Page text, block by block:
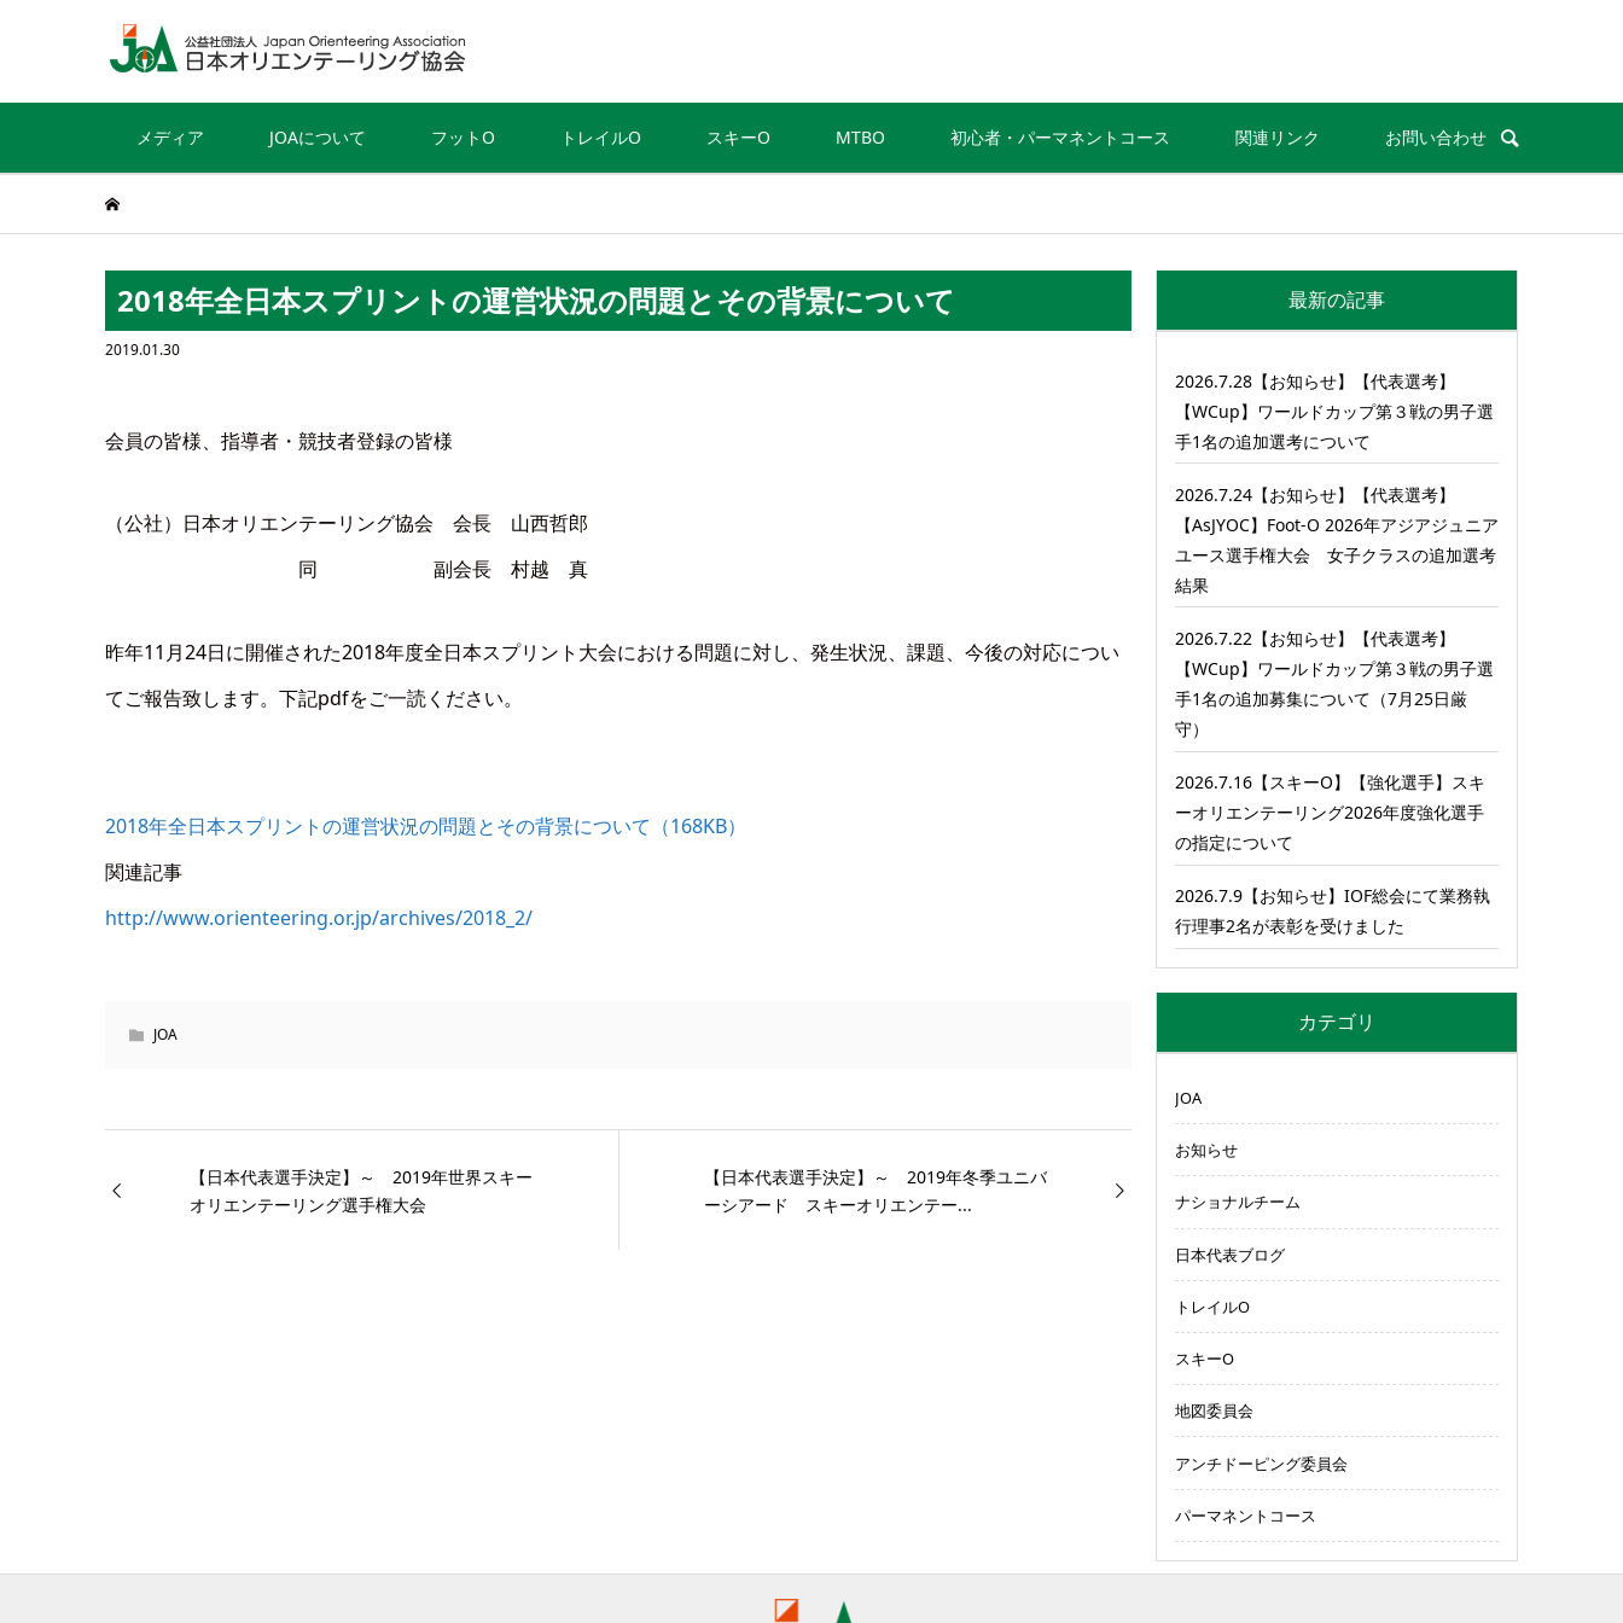
メディア JOAについて フットO トレイルO スキーO MTBO 初心者・パーマネントコース 関連リンク お問い合わせ
2018年全日本スプリントの運営状況の問題とその背景について
2019.01.30
会員の皆様、指導者・競技者登録の皆様
（公社）日本オリエンテーリング協会 会長 山西哲郎
同 副会長 村越 真
昨年11月24日に開催された2018年度全日本スプリント大会における問題に対し、発生状況、課題、今後の対応につい
てご報告致します。下記pdfをご一読ください。
2018年全日本スプリントの運営状況の問題とその背景について（168KB）
関連記事
http://www.orienteering.or.jp/archives/2018_2/
JOA
【日本代表選手決定】～ 2019年世界スキー
オリエンテーリング選手権大会
【日本代表選手決定】～ 2019年冬季ユニバ
ーシアード スキーオリエンテー...
最新の記事
2026.7.28【お知らせ】【代表選考】
【WCup】ワールドカップ第３戦の男子選
手1名の追加選考について
2026.7.24【お知らせ】【代表選考】
【AsJYOC】Foot-O 2026年アジアジュニア
ユース選手権大会 女子クラスの追加選考
結果
2026.7.22【お知らせ】【代表選考】
【WCup】ワールドカップ第３戦の男子選
手1名の追加募集について（7月25日厳
守）
2026.7.16【スキーO】【強化選手】スキ
ーオリエンテーリング2026年度強化選手
の指定について
2026.7.9【お知らせ】IOF総会にて業務執
行理事2名が表彰を受けました
カテゴリ
JOA
お知らせ
ナショナルチーム
日本代表ブログ
トレイルO
スキーO
地図委員会
アンチドーピング委員会
パーマネントコース